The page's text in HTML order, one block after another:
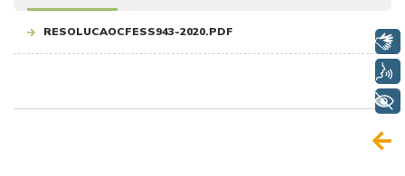
RESOLUCAOCFESS943-2020.PDF